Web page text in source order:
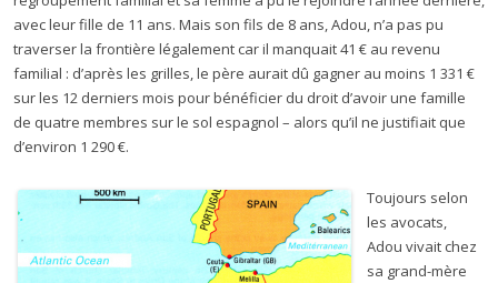
avec leur fille de 11 ans. Mais son fils de 8 ans, Adou, n’a pas pu
traverser la frontière légalement car il manquait 41 € au revenu
familial : d’après les grilles, le père aurait dû gagner au moins 1 331 €
sur les 12 derniers mois pour bénéficier du droit d’avoir une famille
de quatre membres sur le sol espagnol – alors qu’il ne justifiait que
d’environ 1 290 €.
Toujours selon
les avocats,
Adou vivait chez
sa grand-mère